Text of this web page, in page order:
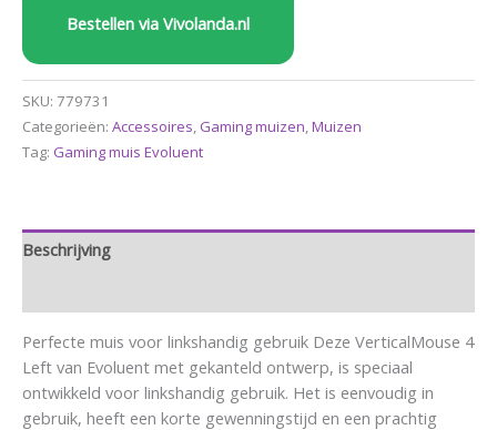
Bestellen via Vivolanda.nl
SKU: 779731
Categorieën: Accessoires, Gaming muizen,Muizen
Tag: Gaming muis Evoluent
Beschrijving
Perfecte muis voor linkshandig gebruik Deze VerticalMouse 4
Left van Evoluent met gekanteld ontwerp, is speciaal
ontwikkeld voor linkshandig gebruik. Het is eenvoudig in
gebruik, heeft een korte gewenningstijd en een prachtig